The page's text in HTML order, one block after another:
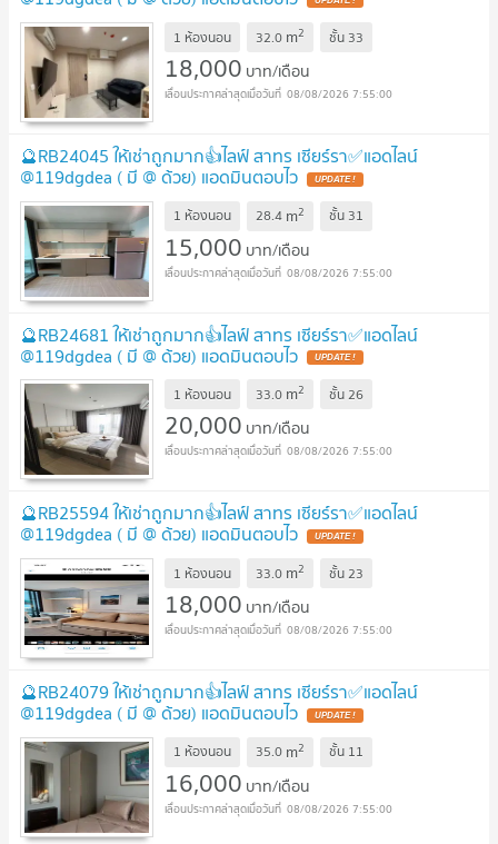
1 ห้องนอน 32.0 m2 ชั้น 33
18,000 บาท/เดือน
08/08/2026 7:55:00
🔮RB24045 ให้เช่าถูกมาก👍ไลฟ์ สาทร เซียร์รา✅แอดไลน์
@119dgdea ( มี @ ด้วย) แอดมินตอบไว
1 ห้องนอน 28.4 m2 ชั้น 31
15,000 บาท/เดือน
08/08/2026 7:55:00
🔮RB24681 ให้เช่าถูกมาก👍ไลฟ์ สาทร เซียร์รา✅แอดไลน์
@119dgdea ( มี @ ด้วย) แอดมินตอบไว
1 ห้องนอน 33.0 m2 ชั้น26
20,000 บาท/เดือน
08/08/2026 7:55:00
🔮RB25594 ให้เช่าถูกมาก👍ไลฟ์ สาทร เซียร์รา✅แอดไลน์
@119dgdea ( มี @ ด้วย) แอดมินตอบไว
1 ห้องนอน 33.0 m2 ชั้น23
18,000 บาท/เดือน
08/08/2026 7:55:00
🔮RB24079 ให้เช่าถูกมาก👍ไลฟ์ สาทร เซียร์รา✅แอดไลน์
@119dgdea ( มี @ ด้วย) แอดมินตอบไว
1 ห้องนอน 35.0 m2 ชั้น 11
16,000 บาท/เดือน
08/08/2026 7:55:00